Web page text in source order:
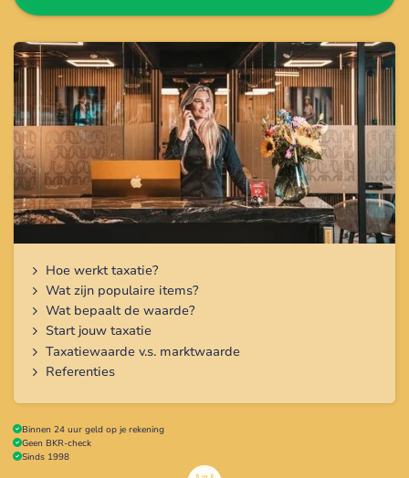
Inhoud artikel
Hoe werkt taxatie?
Wat zijn populaire items?
Wat bepaalt de waarde?
Start jouw taxatie
Taxatiewaarde v.s. marktwaarde
Referenties
Binnen 24 uur geld op je rekening
Geen BKR-check
Sinds 1998